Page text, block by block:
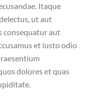
Itaque
ut aut
consequatur aut
et iusto odio
dolores et quas